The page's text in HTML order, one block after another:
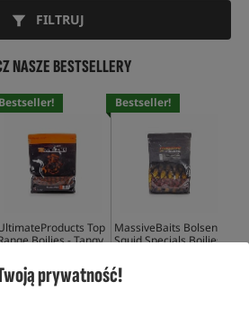
prywatność!
FILTRUJ
NASZE BESTSELLERY
Bestseller!
Top
Boilies - Tangy
PLN
Bestseller!
MassiveBaits Bolsena
Squid Specials Boilies
72,90